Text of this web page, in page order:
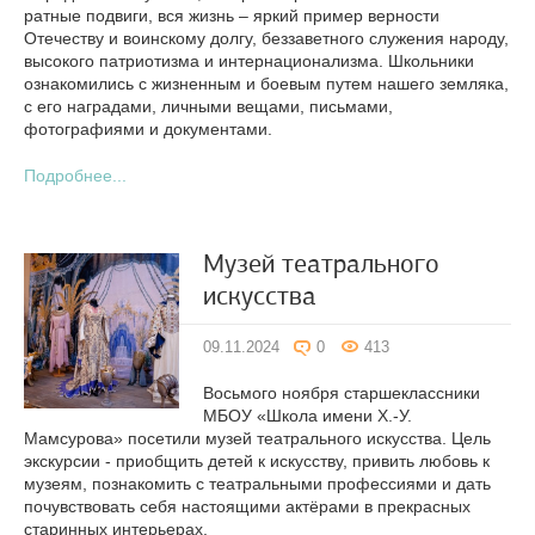
ратные подвиги, вся жизнь – яркий пример верности
Отечеству и воинскому долгу, беззаветного служения народу,
высокого патриотизма и интернационализма. Школьники
ознакомились с жизненным и боевым путем нашего земляка,
с его наградами, личными вещами, письмами,
фотографиями и документами.
Подробнее...
Музей театрального
искусства
09.11.2024 0 413
Восьмого ноября старшеклассники
МБОУ «Школа имени Х.-У.
Мамсурова» посетили музей театрального искусства. Цель
экскурсии - приобщить детей к искусству, привить любовь к
музеям, познакомить с театральными профессиями и дать
почувствовать себя настоящими актёрами в прекрасных
старинных интерьерах.